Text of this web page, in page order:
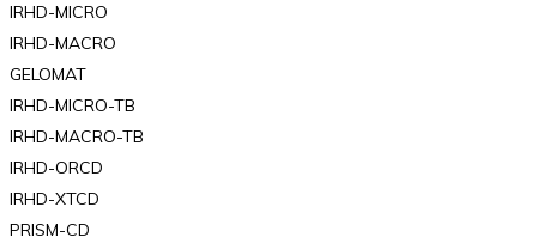
IRHD-MICRO
IRHD-MACRO
GELOMAT
IRHD-MICRO-TB
IRHD-MACRO-TB
IRHD-ORCD
IRHD-XTCD
PRISM-CD